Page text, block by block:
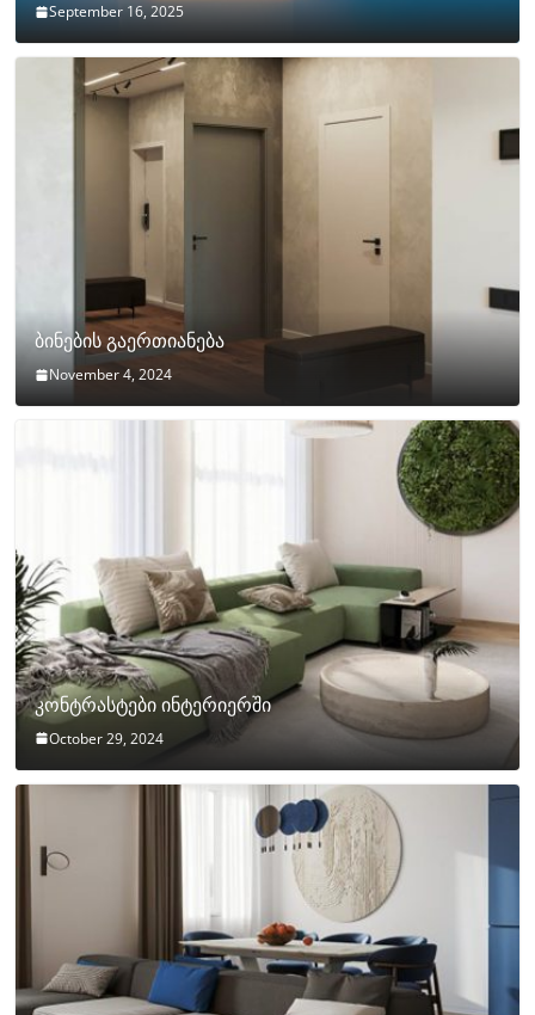
September 16, 2025
ბინების გაერთიანება
November 4, 2024
კონტრასტები ინტერიერში
October 29, 2024